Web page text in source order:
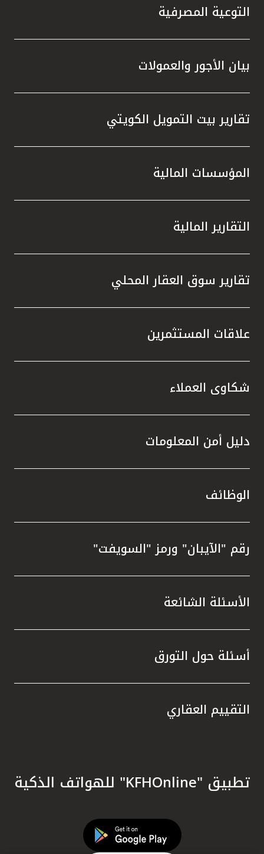
التوعية المصرفية
بيان الأجور والعمولات
تقارير بيت التمويل الكويتي
المؤسسات المالية
التقارير المالية
تقارير سوق العقار المحلي
علاقات المستثمرين
شكاوى العملاء
دليل أمن المعلومات
الوظائف
رقم "الآيبان" ورمز "السويفت"
الأسئلة الشائعة
أسئلة حول التورق
التقييم العقاري
تطبيق "KFHOnline" للهواتف الذكية